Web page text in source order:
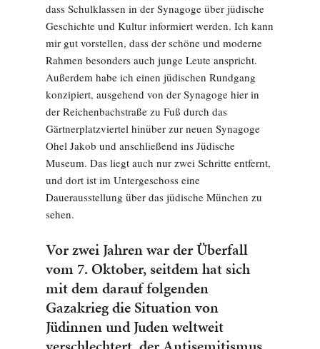
dass Schulklassen in der Synagoge über jüdische
Geschichte und Kultur informiert werden. Ich kann
mir gut vorstellen, dass der schöne und moderne
Rahmen besonders auch junge Leute anspricht.
Außerdem habe ich einen jüdischen Rundgang
konzipiert, ausgehend von der Synagoge hier in
der Reichenbachstraße zu Fuß durch das
Gärtnerplatzviertel hinüber zur neuen Synagoge
Ohel Jakob und anschließend ins Jüdische
Museum. Das liegt auch nur zwei Schritte entfernt,
und dort ist im Untergeschoss eine
Dauerausstellung über das jüdische München zu
sehen.
Vor zwei Jahren war der Überfall
vom 7. Oktober, seitdem hat sich
mit dem darauf folgenden
Gazakrieg die Situation von
Jüdinnen und Juden weltweit